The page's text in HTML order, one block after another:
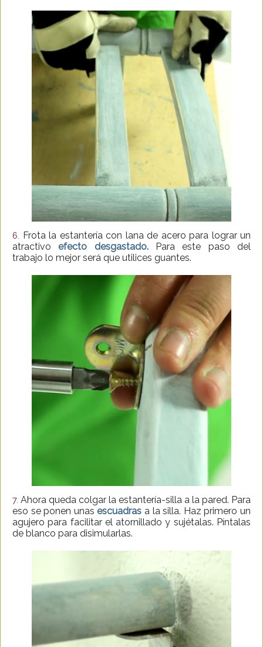
6.
Frota la estantería con lana de acero para lograr un
atractivo efecto desgastado.Para este paso del
trabajo lo mejor será que utilices guantes.
7. Ahora queda colgar la estantería-silla a la pared. Para
eso se ponen unas escuadras a la silla. Haz primero un
agujero para facilitar el atornillado y sujétalas. Píntalas
de blanco para disimularlas.